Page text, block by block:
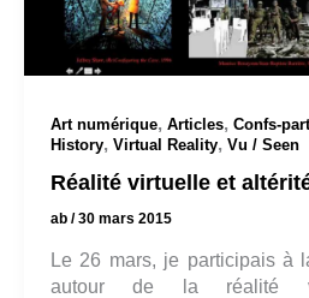
Art numérique, Articles, Confs-
History, Virtual Reality, Vu / Seen
Réalité virtuelle et
ab /30 mars 2015
Le 26 mars, je participais à
autour de la réalité